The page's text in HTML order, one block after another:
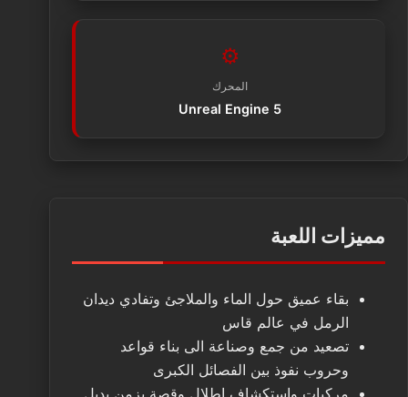
⚙️
المحرك
Unreal Engine 5
مميزات اللعبة
بقاء عميق حول الماء والملاجئ وتفادي ديدان
الرمل في عالم قاس
تصعيد من جمع وصناعة الى بناء قواعد
وحروب نفوذ بين الفصائل الكبرى
مركبات واستكشاف اطلال وقصة بزمن بديل